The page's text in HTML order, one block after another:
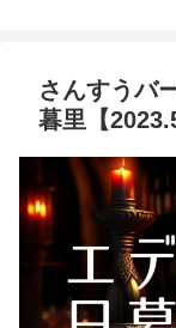
さんすうバ
暮里【